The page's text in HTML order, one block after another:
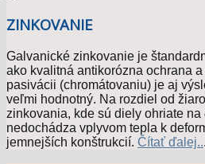
ZINKOVANIE
Galvanické zinkovanie je
ako kvalitná antikorózna ochrana
pasivácii (chromátovaniu) je aj
veľmi hodnotný. Na rozdiel od
zinkovania, kde sú diely ohriate na
nedochádza vplyvom tepla k
jemnejších konštrukcií. Čítať ďalej...